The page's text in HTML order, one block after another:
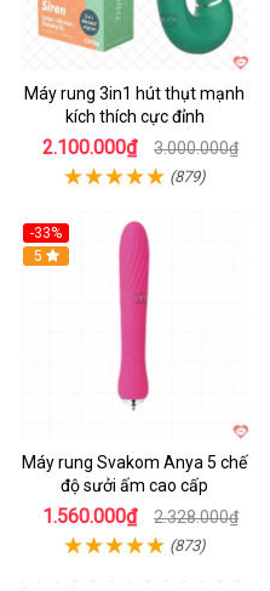
Máy rung 3in1 hút thụt mạnh
kích thích cực đỉnh
2.100.000₫ 3.000.000₫
(879)
-33%
Hot
5
Máy rung Svakom Anya 5 chế
độ sưởi ấm cao cấp
1.560.000₫ 2.328.000₫
(873)